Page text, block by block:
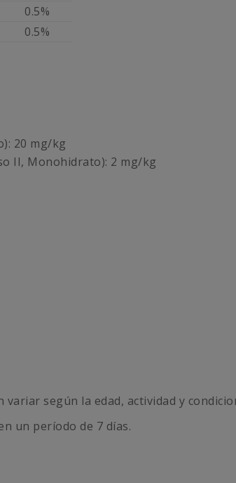
0.5%
0.5%
20 mg/kg
II, Monohidrato): 2 mg/kg
variar según la edad, actividad y
un período de 7 días.